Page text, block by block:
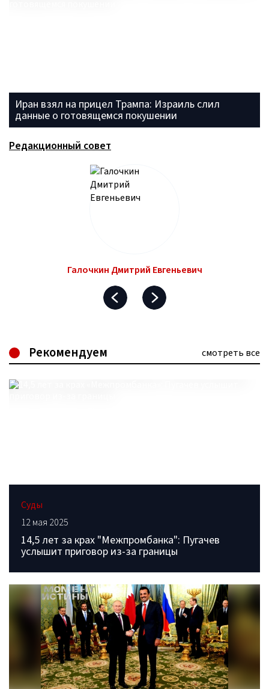
Иран взял на прицел Трампа: Израиль слил
данные о готовящемся покушении
Редакционный совет
Галочкин Дмитрий Евгеньевич
Рекомендуем смотреть все
Суды
12 мая 2025
14,5 лет за крах "Межпромбанка": Пугачев
услышит приговор из-за границы